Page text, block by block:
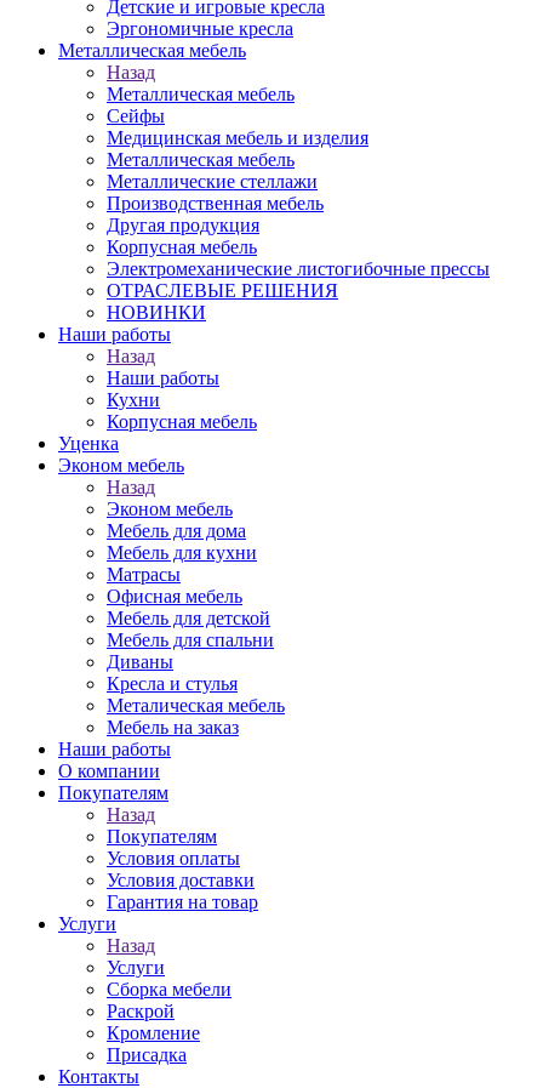
Детские и игровые кресла
Эргономичные кресла
Металлическая мебель
Назад
Металлическая мебель
Сейфы
Медицинская мебель и изделия
Металлическая мебель
Металлические стеллажи
Производственная мебель
Другая продукция
Корпусная мебель
Электромеханические листогибочные прессы
ОТРАСЛЕВЫЕ РЕШЕНИЯ
НОВИНКИ
Наши работы
Назад
Наши работы
Кухни
Корпусная мебель
Уценка
Эконом мебель
Назад
Эконом мебель
Мебель для дома
Мебель для кухни
Матрасы
Офисная мебель
Мебель для детской
Мебель для спальни
Диваны
Кресла и стулья
Металическая мебель
Мебель на заказ
Наши работы
О компании
Покупателям
Назад
Покупателям
Условия оплаты
Условия доставки
Гарантия на товар
Услуги
Назад
Услуги
Сборка мебели
Раскрой
Кромление
Присадка
Контакты